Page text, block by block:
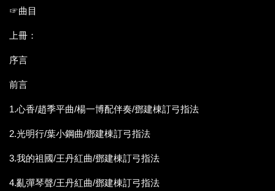
☞曲目
上冊：
序言
前言
1.心香/趙季平曲/楊一博配伴奏/鄧建棟訂弓指法
2.光明行/葉小鋼曲/鄧建棟訂弓指法
3.我的祖國/王丹紅曲/鄧建棟訂弓指法
4.亂彈琴聲/王丹紅曲/鄧建棟訂弓指法